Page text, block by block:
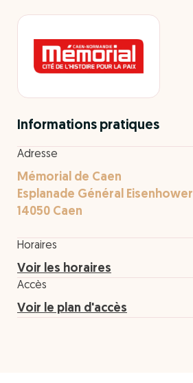
Informations pratiques
Adresse
Mémorial de Caen
Esplanade Général Eisenhower
14050 Caen
Horaires
Voir les horaires
Accès
Voir le plan d'accès